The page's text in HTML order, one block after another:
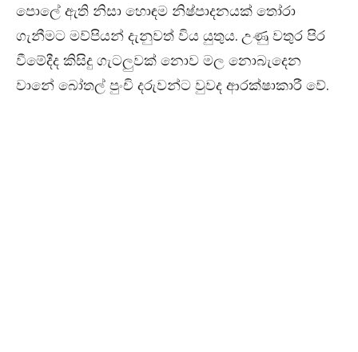
පොලේ ඇති නිසා හොඳම නිෂ්පාදනයක් තෝරා
ගැනීමට මව්පියන් දැනුවත් විය යුතුය. උණු වතුර පිර
වීමේදීද කිසිදු ගැටලුවක් නොව මල නොබැදෙන
වානේ බෝතල් පුංචි දරුවන්ට වුවද ආරක්ෂාකාරී වේ.